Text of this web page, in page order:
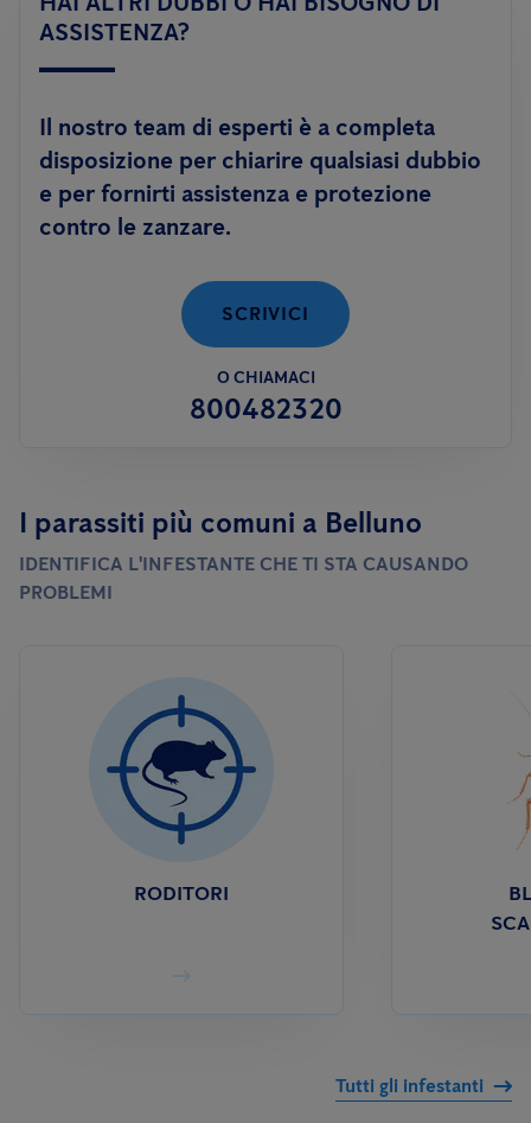
efficacemente.
adulto; oppure tramite trattamenti di disinfestazione
Anticimex è inoltre in grado di offrire un servizio innovativo
contro le zanzare:FLY DEFENCE, per aiutarti a risolvere il
problema delle zanzare anche in autonomia.
ASSISTENZA?
Il nostro team di esperti è a completa
disposizione per chiarire qualsiasi dubbio
e per fornirti assistenza e protezione
contro le zanzare.
SCRIVICI
O CHIAMACI
800482320
I parassiti più comuni a Belluno
IDENTIFICA L'INFESTANTE CHE TI STA CAUSANDO
PROBLEMI
RODITORI
Tutti gli infestanti